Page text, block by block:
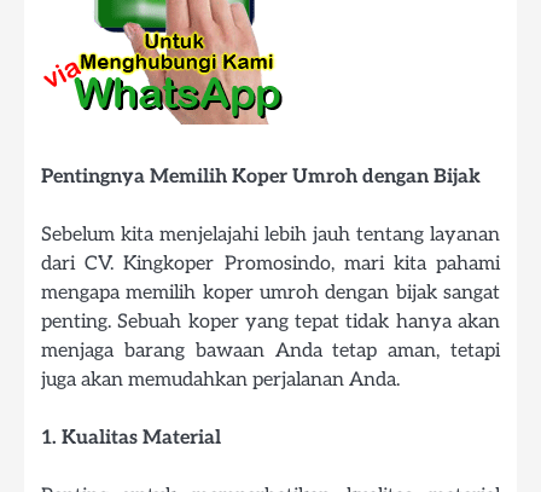
Pentingnya Memilih Koper Umroh dengan Bijak
Sebelum kita menjelajahi lebih jauh tentang layanan
dari CV. Kingkoper Promosindo, mari kita pahami
mengapa memilih koper umroh dengan bijak sangat
penting. Sebuah koper yang tepat tidak hanya akan
menjaga barang bawaan Anda tetap aman, tetapi
juga akan memudahkan perjalanan Anda.
1. Kualitas Material